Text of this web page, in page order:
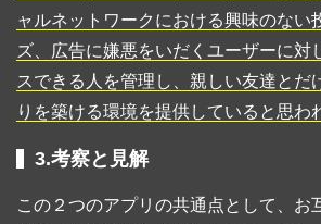
ャルネットワークにおける興味のない
ズ、広告に嫌悪をいだくユーザーに対
スできる人を管理し、親しい友達とだ
りを築ける環境を提供していると思わ
3.考察と見解
この２つのアプリの共通点として、お